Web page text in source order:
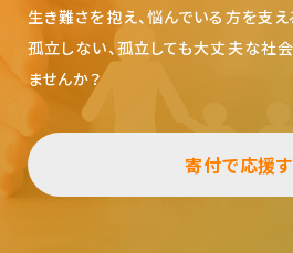
生き難さを抱え、悩んでいる方を支え
孤立しない、孤立しても大丈夫な社
ませんか？
寄付で応援